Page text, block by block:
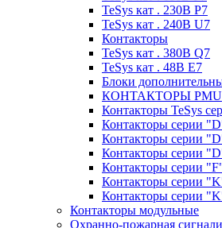
TeSys кат . 230В P7
TeSys кат . 240В U7
Контакторы
TeSys кат . 380В Q7
TeSys кат . 48В E7
Блоки
КОНТАКТОРЫ PMU
Контакторы TeSys
Контакторы серии
Контакторы серии
Контакторы серии
Контакторы серии
Контакторы серии
Контакторы серии
Контакторы модульные
Охранно-пожарная